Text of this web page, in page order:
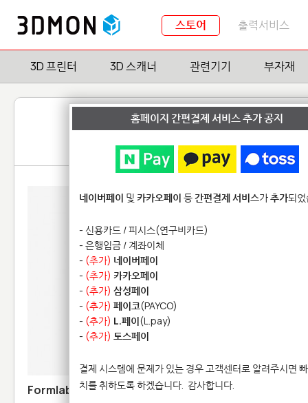
스토어 출력서비스
3D 프린터 3D 스캐너 관련기기 부자재
Formlabs 그레이 프로 레진 V1
Formlabs 리지
홈페이지 간편결제 서비스 추가 공지
네이버페이 및 카카오페이 등간편결제 서비스가추가되
- 신용카드 / 피시스(연구비카드)
- 은행입금 / 계좌이체
- (추가) 네이버페이
- (추가) 카카오페이
- (추가) 삼성페이
- (추가) 페이코(PAYCO)
- (추가) L.페이(L.pay)
- (추가) 토스페이
결제 시스템에 문제가 있는 경우 고객센터로 알려주시면
치를 취하도록 하겠습니다. 감사합니다.